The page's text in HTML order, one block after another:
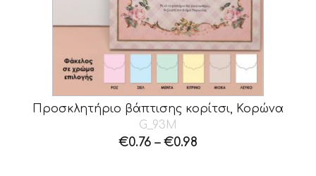
Προσκλητήριο βάπτισης κορίτσι, Κορώνα
G_93M
€0.76 – €0.98